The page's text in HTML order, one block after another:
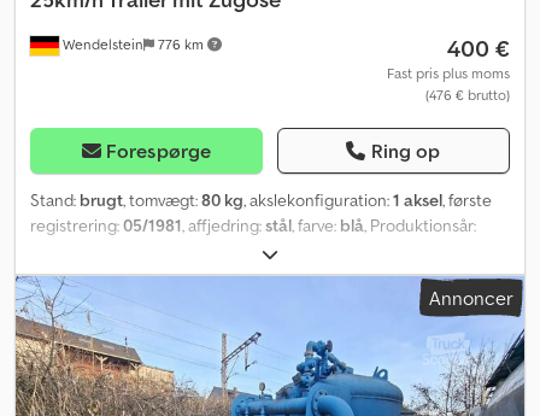
Wendelstein 776 km 400 €
Fast pris plus moms
(476 € brutto)
Forespørge Ring op
Stand: brugt, tomvægt:80 kg, akslekonfiguration:1 aksel, første
registrering:05/1981, affjedring:stål, farve: blå, Produktionsår:
, Trailer: Dwedpfx Ajqxudtjp Isa - Weber - Type A201 - Første
registrering: 12.05.1981 - Udvendige mål: 215cm x 160cm (lxb) -
Indvendige mål: 130cm x 96cm (lxb) - Trækøje - Støttebelastning:
150kg - Egenvægt: 80kg; tilladt totalvægt: aktuelt 450kg (traileren
er nedsat fra oprindeligt 930kg) - 25km/t godkendelse - Fra
kommunalt ejerskab, 1. ejer En video af dette tilbud finder du på
Hele vores køretøjslager kan findes på Få alle nye køretøjer pr. e-
Annoncer